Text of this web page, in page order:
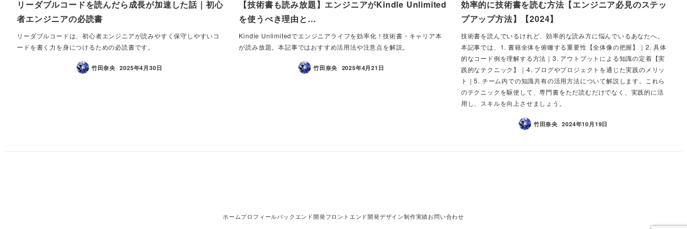
リーダブルコードを読んだら成長が加速した話｜初心
者エンジニアの必読書
リーダブルコードは、初心者エンジニアが読みやすく保守しやすいコ
ードを書く力を身につけるための必読書です。
竹田奈央 2025年4月30日
【技術書も読み放題】エンジニアがKindle Unlimited
を使うべき理由と…
Kindle Unlimitedでエンジニアライフを効率化！技術書・キャリア本
が読み放題。本記事ではおすすめ活用法や注意点を解説。
竹田奈央 2025年4月21日
効率的に技術書を読む方法【エンジニア必見のステッ
プアップ方法】【2024】
技術書を読んでいるけれど、効率的な読み方に悩んでいるあなたへ。
本記事では、1. 書籍全体を俯瞰する重要性【全体像の把握】｜2. 具体
的なコード例を理解する方法｜3. アウトプットによる知識の定着【実
践的なテクニック】｜4. ブログやプロジェクトを通じた実践のメリッ
ト｜5. チーム内での知識共有の活用方法について解説します。これら
のテクニックを駆使して、専門書をただ読むだけでなく、実践的に活
用し、スキルを向上させましょう。
竹田奈央 2024年10月19日
ホームプロフィールバックエンド開発フロントエンド開発デザイン制作実績お問い合わせ